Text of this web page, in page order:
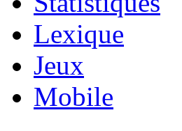
Lexique
Jeux
Mobile